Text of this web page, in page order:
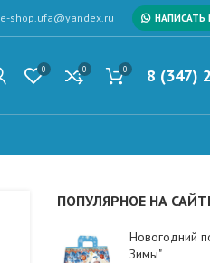
e-shop.ufa@yandex.ru НАПИСАТЬ
0 0 0 8 (347)
ПОПУЛЯРНОЕ НА
Новогодний
Зимы"